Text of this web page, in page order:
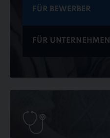
FÜR BEWERBER
FÜR UNTERNEHMEN